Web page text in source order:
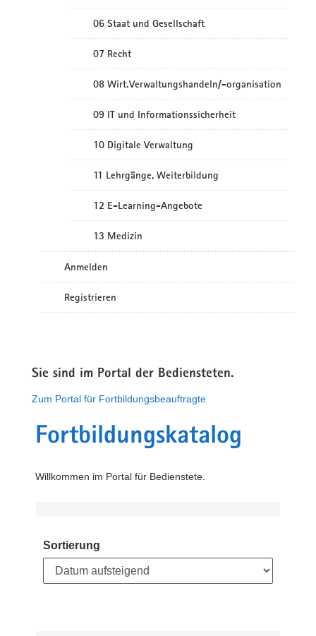
06 Staat und Gesellschaft
07 Recht
08 Wirt.Verwaltungshandeln/-organisation
09 IT und Informationssicherheit
10 Digitale Verwaltung
11 Lehrgänge, Weiterbildung
12 E-Learning-Angebote
13 Medizin
Anmelden
Registrieren
Sie sind im Portal der Bediensteten.
Zum Portal für Fortbildungsbeauftragte
Fortbildungskatalog
Willkommen im Portal für Bedienstete.
Sortierung